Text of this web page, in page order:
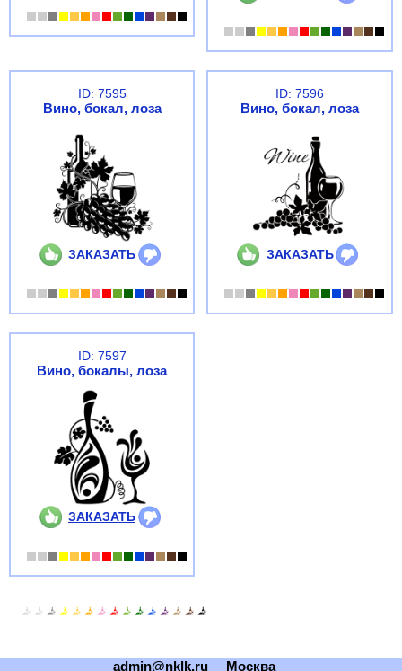
ID: 7595
Вино, бокал, лоза
ЗАКАЗАТЬ
ID: 7596
Вино, бокал, лоза
ЗАКАЗАТЬ
ID: 7597
Вино, бокалы, лоза
ЗАКАЗАТЬ
admin@nklk.ru Москва